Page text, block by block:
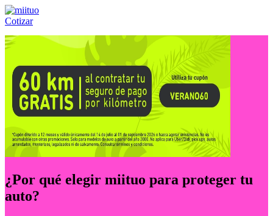
Cotizar
Llámanos al:(55) 84-21-05-00 ó
¿Por qué elegir miituo para proteger tu
auto?